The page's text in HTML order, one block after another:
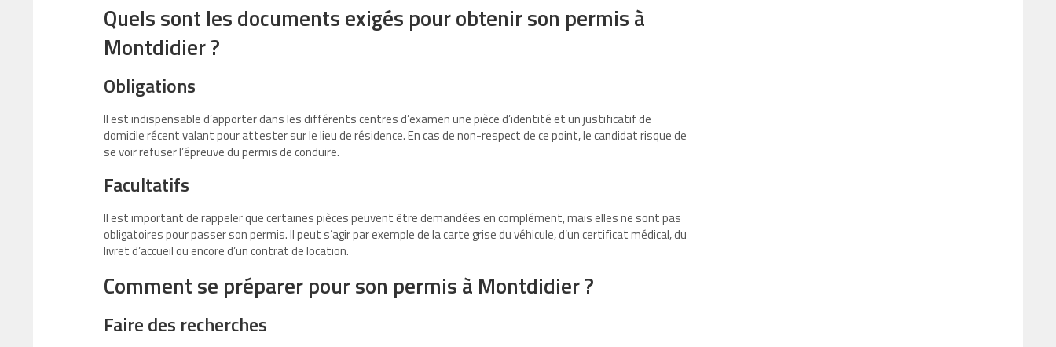
Quels sont les documents exigés pour obtenir son permis à
Montdidier ?
Obligations
Il est indispensable d’apporter dans les différents centres d’examen une pièce d’identité et un justificatif de
domicile récent valant pour attester sur le lieu de résidence. En cas de non-respect de ce point, le candidat risque de
se voir refuser l’épreuve du permis de conduire.
Facultatifs
Il est important de rappeler que certaines pièces peuvent être demandées en complément, mais elles ne sont pas
obligatoires pour passer son permis. Il peut s’agir par exemple de la carte grise du véhicule, d’un certificat médical, du
livret d’accueil ou encore d’un contrat de location.
Comment se préparer pour son permis à Montdidier ?
Faire des recherches